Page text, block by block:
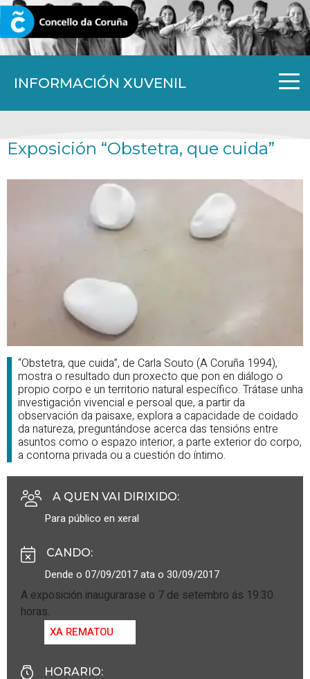
INFORMACIÓN XUVENIL
CORUNA.GAL
Exposición “Obstetra, que cuida”
“Obstetra, que cuida”, de Carla Souto (A Coruña 1994),
mostra o resultado dun proxecto que pon en diálogo o
propio corpo e un territorio natural específico. Trátase unha
investigación vivencial e persoal que, a partir da
observación da paisaxe, explora a capacidade de coidado
da natureza, preguntándose acerca das tensións entre
asuntos como o espazo interior, a parte exterior do corpo,
a contorna privada ou a cuestión do íntimo.
A QUEN VAI DIRIXIDO:
Para público en xeral
CANDO:
Dende o 07/09/2017 ata o 30/09/2017
A exposición inaugurarase o 7 de setembro ás 19:30
horas.
XA REMATOU
HORARIO: